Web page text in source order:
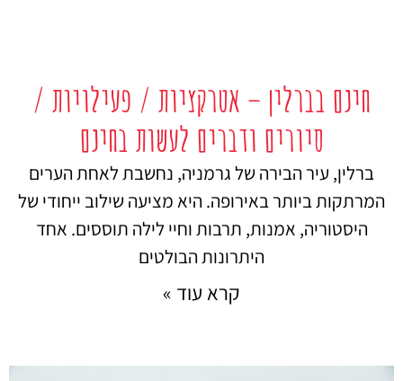
חינם בברלין – אטרקציות / פעילויות /
סיורים ודברים לעשות בחינם
ברלין, עיר הבירה של גרמניה, נחשבת לאחת הערים
המרתקות ביותר באירופה. היא מציעה שילוב ייחודי של
היסטוריה, אמנות, תרבות וחיי לילה תוססים. אחד
היתרונות הבולטים
קרא עוד »